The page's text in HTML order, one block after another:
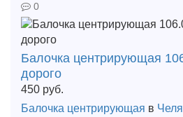
0
Балочка центрирующая
дорого
450 руб.
Балочка центрирующая в